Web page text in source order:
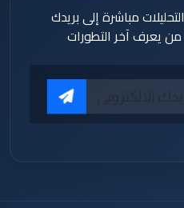
مباشرة إلى بريدك
يعرف آخر التطورات